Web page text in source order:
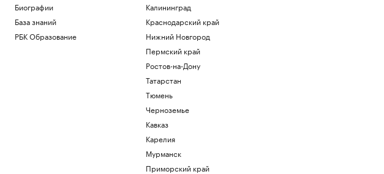
Биографии
База знаний
РБК Образование
Калининград
Краснодарский край
Нижний Новгород
Пермский край
Ростов-на-Дону
Татарстан
Тюмень
Черноземье
Кавказ
Карелия
Мурманск
Приморский край